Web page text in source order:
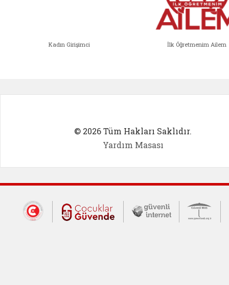
Kadın Girişimci İlk Öğretmenim Ailem
© 2026 Tüm Hakları Saklıdır.
Yardım Masası
Dış Bağlantılar
Cumhurbaşkanlığı İletişim Merkezi
Çocuklar Güvende (yeni
Güvenli